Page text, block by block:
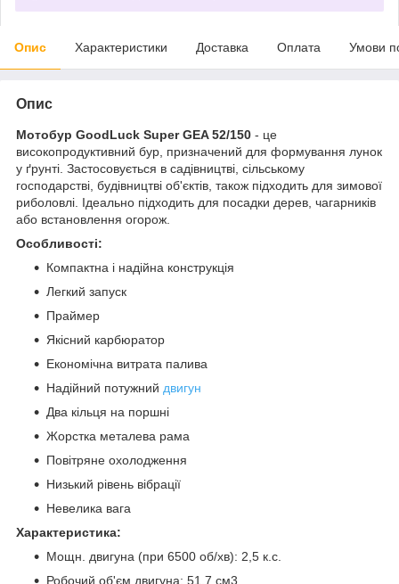
Опис Характеристики Доставка Оплата Умови
Опис
Мотобур GoodLuck Super GEA 52/150 - це
високопродуктивний бур, призначений для формування лунок
у ґрунті. Застосовується в садівництві, сільському
господарстві, будівництві об'єктів, також підходить для зимової
риболовлі. Ідеально підходить для посадки дерев, чагарників
або встановлення огорож.
Особливості:
Компактна і надійна конструкція
Легкий запуск
Праймер
Якісний карбюратор
Економічна витрата палива
Надійний потужний двигун
Два кільця на поршні
Жорстка металева рама
Повітряне охолодження
Низький рівень вібрації
Невелика вага
Характеристика:
Мощн. двигуна (при 6500 об/хв): 2,5 к.с.
Робочий об'єм двигуна: 51,7 см3